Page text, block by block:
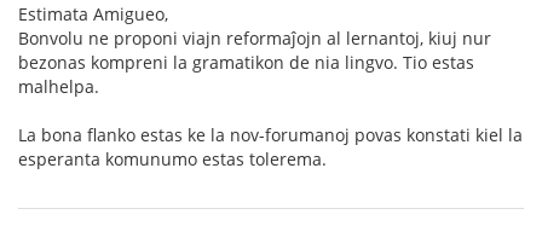
Estimata Amigueo,
Bonvolu ne proponi viajn reformaĵojn al lernantoj, kiuj nur
bezonas kompreni la gramatikon de nia lingvo. Tio estas
malhelpa.
La bona flanko estas ke la nov-forumanoj povas konstati kiel la
esperanta komunumo estas tolerema.